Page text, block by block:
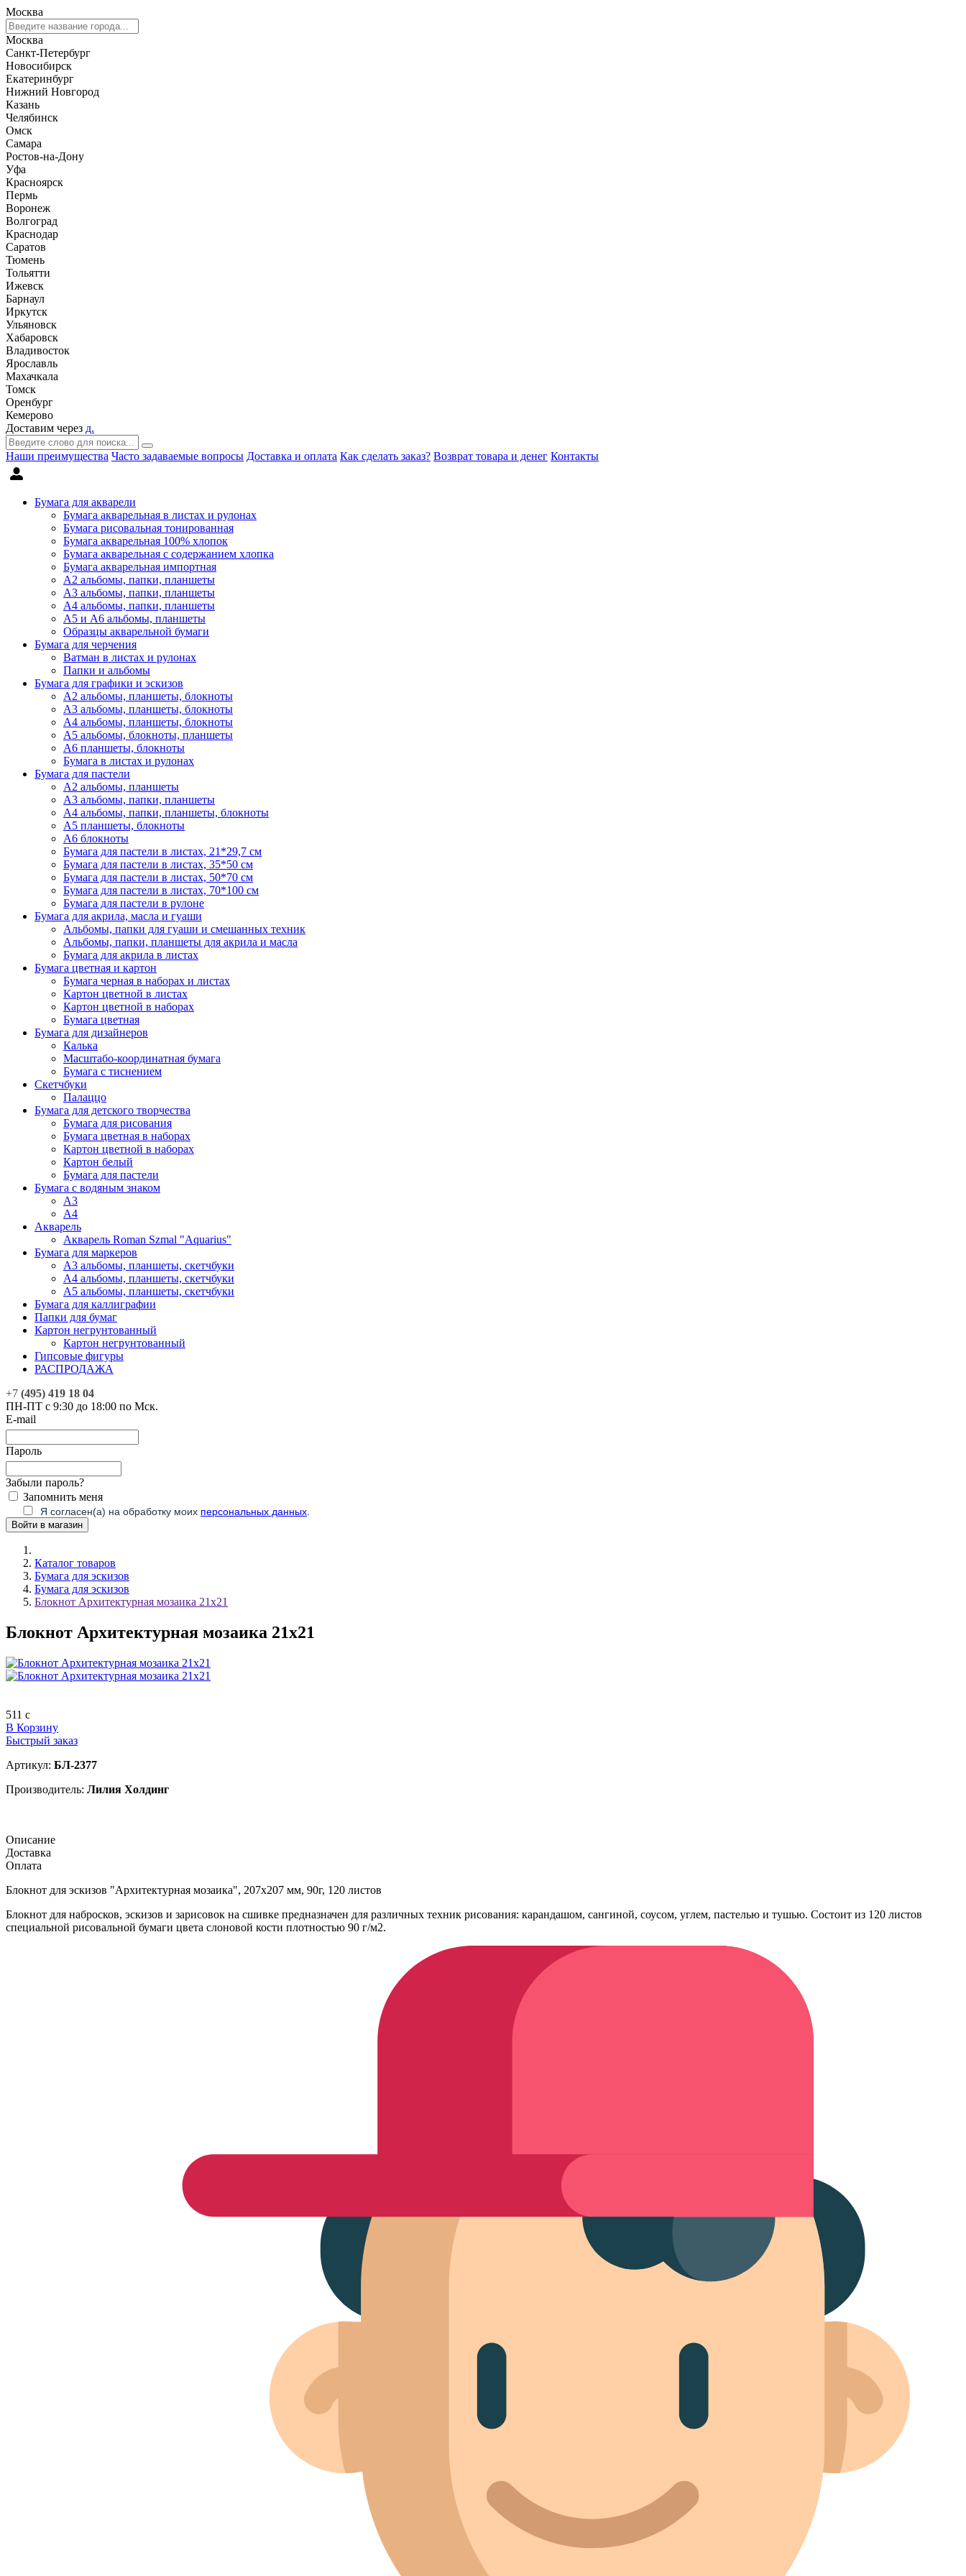
Москва
Москва
Санкт-Петербург
Новосибирск
Екатеринбург
Нижний Новгород
Казань
Челябинск
Омск
Самара
Ростов-на-Дону
Уфа
Красноярск
Пермь
Воронеж
Волгоград
Краснодар
Саратов
Тюмень
Тольятти
Ижевск
Барнаул
Иркутск
Ульяновск
Хабаровск
Владивосток
Ярославль
Махачкала
Томск
Оренбург
Кемерово
Доставим через д.
Наши преимущества Часто задаваемые вопросы Доставка и оплата Как сделать заказ? Возврат товара и денег Контакты
Бумага для акварели
Бумага акварельная в листах и рулонах
Бумага рисовальная тонированная
Бумага акварельная 100% хлопок
Бумага акварельная с содержанием хлопка
Бумага акварельная импортная
А2 альбомы, папки, планшеты
А3 альбомы, папки, планшеты
А4 альбомы, папки, планшеты
А5 и А6 альбомы, планшеты
Образцы акварельной бумаги
Бумага для черчения
Ватман в листах и рулонах
Папки и альбомы
Бумага для графики и эскизов
А2 альбомы, планшеты, блокноты
А3 альбомы, планшеты, блокноты
А4 альбомы, планшеты, блокноты
А5 альбомы, блокноты, планшеты
А6 планшеты, блокноты
Бумага в листах и рулонах
Бумага для пастели
А2 альбомы, планшеты
А3 альбомы, папки, планшеты
А4 альбомы, папки, планшеты, блокноты
А5 планшеты, блокноты
А6 блокноты
Бумага для пастели в листах, 21*29,7 см
Бумага для пастели в листах, 35*50 см
Бумага для пастели в листах, 50*70 см
Бумага для пастели в листах, 70*100 см
Бумага для пастели в рулоне
Бумага для акрила, масла и гуаши
Альбомы, папки для гуаши и смешанных техник
Альбомы, папки, планшеты для акрила и масла
Бумага для акрила в листах
Бумага цветная и картон
Бумага черная в наборах и листах
Картон цветной в листах
Картон цветной в наборах
Бумага цветная
Бумага для дизайнеров
Калька
Масштабо-координатная бумага
Бумага с тиснением
Скетчбуки
Палаццо
Бумага для детского творчества
Бумага для рисования
Бумага цветная в наборах
Картон цветной в наборах
Картон белый
Бумага для пастели
Бумага с водяным знаком
А3
А4
Акварель
Акварель Roman Szmal "Aquarius"
Бумага для маркеров
А3 альбомы, планшеты, скетчбуки
А4 альбомы, планшеты, скетчбуки
А5 альбомы, планшеты, скетчбуки
Бумага для каллиграфии
Папки для бумаг
Картон негрунтованный
Картон негрунтованный
Гипсовые фигуры
РАСПРОДАЖА
+7 (495) 419 18 04
ПН-ПТ с 9:30 до 18:00 по Мск.
E-mail
Пароль
Забыли пароль?
Запомнить меня
Я согласен(а) на обработку моих персональных данных
Каталог товаров
Бумага для эскизов
Бумага для эскизов
Блокнот Архитектурная мозаика 21х21
Блокнот Архитектурная мозаика 21х21
511 c
В Корзину
Быстрый заказ
Артикул: БЛ-2377
Производитель: Лилия Холдинг
Описание
Доставка
Оплата
Блокнот для эскизов "Архитектурная мозаика", 207х207 мм, 90г, 120 листов
Блокнот для набросков, эскизов и зарисовок на сшивке предназначен для различных техник рисования: карандашом, сангиной, соусом, углем, пастелью и тушью. Состоит из 120 листов
специальной рисовальной бумаги цвета слоновой кости плотностью 90 г/м2.